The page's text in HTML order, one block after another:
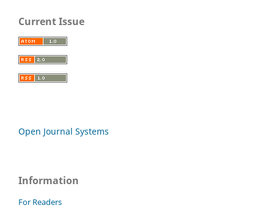
Current Issue
Open Journal Systems
Information
For Readers